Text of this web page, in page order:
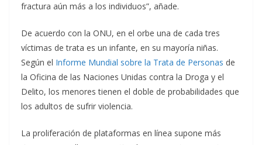
fractura aún más a los individuos”, añade.
De acuerdo con la ONU, en el orbe una de cada tres
víctimas de trata es un infante, en su mayoría niñas.
Según el Informe Mundial sobre la Trata de Personas de
la Oficina de las Naciones Unidas contra la Droga y el
Delito, los menores tienen el doble de probabilidades que
los adultos de sufrir violencia.
La proliferación de plataformas en línea supone más